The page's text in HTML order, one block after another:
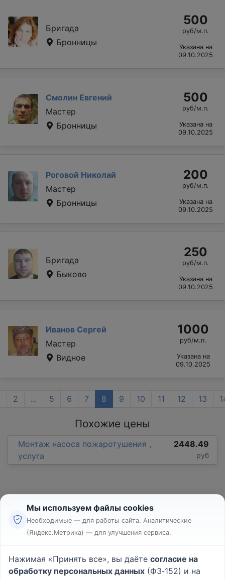
Бригада
Бронницы
500
руб/м.п.
Указана на
09.10.2025
Смолин Евгений
Мастер
Бронницы
500
руб/м.п.
Указана на
09.10.2025
Роговой Николай
Мастер
Бронницы
200
руб/м.п.
Указана на
09.10.2025
Бригада
Быково
250
руб/м.п.
Указана на
09.10.2025
Иванов Сергей
Мастер
Видное
1000
руб/м.п.
Указана на
09.10.2025
2 ... 5 6 7 8 9 10 11 12 13
Похожие цены
Монтаж насоса пожаротушения ,
услуга
2448.49
руб
Реклама
Пользовательское соглашение
Политика конфиденциальности
Мы используем файлы cookies
Необходимые — для работы сайта. Аналитические
(Яндекс.Метрика) — для улучшения сервиса.
Нажимая «Принять все», вы даёте согласие на
обработку персональных данных (ФЗ‑152) и на